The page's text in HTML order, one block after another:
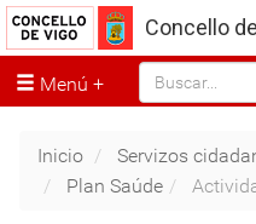
Concello
Menú
Inicio Servizos
Plan Saúde